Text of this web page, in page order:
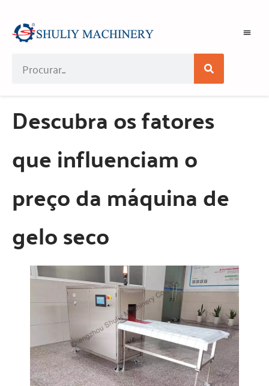
Descubra os fatores
que influenciam o
preço da máquina de
gelo seco